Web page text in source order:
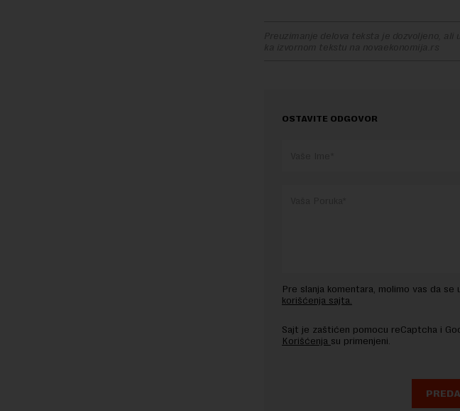
Preuzimanje delova teksta je dozvoljeno, ali
ka izvornom tekstu na novaekonomija.rs
OSTAVITE ODGOVOR
Pre slanja komentara, molimo vas da se
korišćenja sajta.
Sajt je zaštićen pomocu reCaptcha i
Korišćenja su primenjeni.